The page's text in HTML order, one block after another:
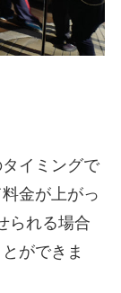
イミングで
金が上がっ
られる場合
ができま